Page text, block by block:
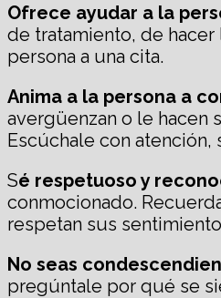
Ofrece ayudar a la
de tratamiento, de
persona a una cita.
Anima a la persona a
avergüenzan o le hacen
Escúchale con
Sé respetuoso y
conmocionado.
respetan sus
No seas
pregúntale por qué se